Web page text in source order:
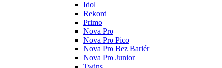
Idol
Rekord
Primo
Nova Pro
Nova Pro Pico
Nova Pro Bez Bariér
Nova Pro Junior
Twins